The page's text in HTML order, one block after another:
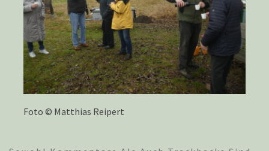
Foto © Matthias Reipert